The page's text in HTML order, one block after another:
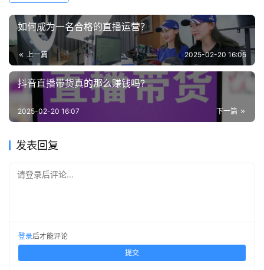
如何成为一名合格的直播运营？
上一篇 2025-02-20 16:05
抖音直播带货真的那么赚钱吗?
下一篇
2025-02-20 16:07
发表回复
请登录后评论...
登录后才能评论
提交